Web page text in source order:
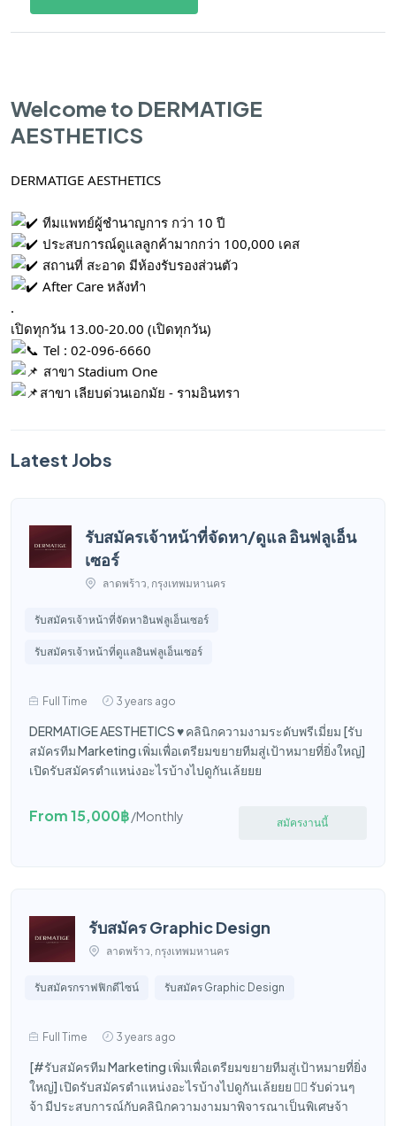
Welcome to DERMATIGE
AESTHETICS
DERMATIGE AESTHETICS
ทีมแพทย์ผู้ชำนาญการ กว่า 10 ปี
ประสบการณ์ดูแลลูกค้ามากกว่า 100,000 เคส
สถานที่ สะอาด มีห้องรับรองส่วนตัว
After Care หลังทำ
.
เปิดทุกวัน 13.00-20.00 (เปิดทุกวัน)
Tel : 02-096-6660
สาขา Stadium One
สาขา เลียบด่วนเอกมัย - รามอินทรา
Latest Jobs
รับสมัครเจ้าหน้าที่จัดหา/ดูแล อินฟลูเอ็น
เซอร์
ลาดพร้าว, กรุงเทพมหานคร
รับสมัครเจ้าหน้าที่จัดหาอินฟลูเอ็นเซอร์
รับสมัครเจ้าหน้าที่ดูแลอินฟลูเอ็นเซอร์
Full Time 3 years ago
DERMATIGE AESTHETICS ♥️ คลินิกความงามระดับพรีเมี่ยม [รับ
สมัครทีม Marketing เพิ่มเพื่อเตรียมขยายทีมสู่เป้าหมายที่ยิ่งใหญ่]
เปิดรับสมัครตำแหน่งอะไรบ้างไปดูกันเล้ยยย
From 15,000฿/Monthly สมัครงานนี้
รับสมัคร Graphic Design
ลาดพร้าว, กรุงเทพมหานคร
รับสมัครกราฟฟิกดีไซน์ รับสมัคร Graphic Design
Full Time 3 years ago
[#รับสมัครทีม Marketing เพิ่มเพื่อเตรียมขยายทีมสู่เป้าหมายที่ยิ่ง
ใหญ่] เปิดรับสมัครตำแหน่งอะไรบ้างไปดูกันเล้ยยย 👇🏼 รับด่วนๆ
จ้า มีประสบการณ์กับคลินิกความงามมาพิจารณาเป็นพิเศษจ้า